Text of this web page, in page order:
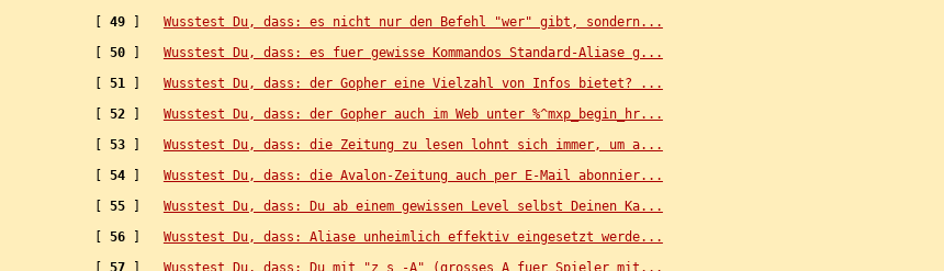
49 ] Wusstest Du, dass: es nicht nur den Befehl "wer" gibt, sondern...
50 ] Wusstest Du, dass: es fuer gewisse Kommandos Standard-Aliase g...
51 ] Wusstest Du, dass: der Gopher eine Vielzahl von Infos bietet? ...
52 ] Wusstest Du, dass: der Gopher auch im Web unter %^mxp_begin_hr...
53 ] Wusstest Du, dass: die Zeitung zu lesen lohnt sich immer, um a...
54 ] Wusstest Du, dass: die Avalon-Zeitung auch per E-Mail abonnier...
55 ] Wusstest Du, dass: Du ab einem gewissen Level selbst Deinen Ka...
56 ] Wusstest Du, dass: Aliase unheimlich effektiv eingesetzt werde...
57 ] Wusstest Du, dass: Du mit "z s -A" (grosses A fuer Spieler mit...